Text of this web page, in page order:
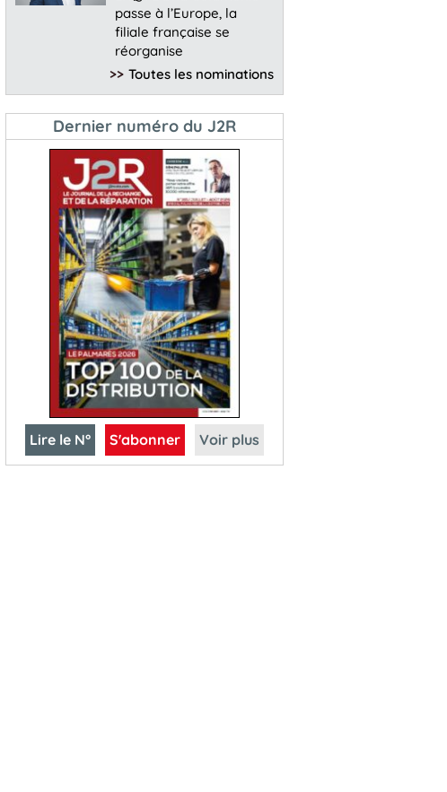
passe à l’Europe, la
filiale française se
réorganise
>> Toutes les nominations
Dernier numéro du J2R
Lire le N° S'abonner Voir plus